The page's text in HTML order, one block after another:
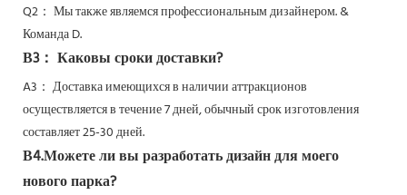
Q2： Мы также являемся профессиональным дизайнером. &
Команда D.
В3： Каковы сроки доставки?
A3： Доставка имеющихся в наличии аттракционов
осуществляется в течение 7 дней, обычный срок изготовления
составляет 25-30 дней.
В4.Можете ли вы разработать дизайн для моего
нового парка?